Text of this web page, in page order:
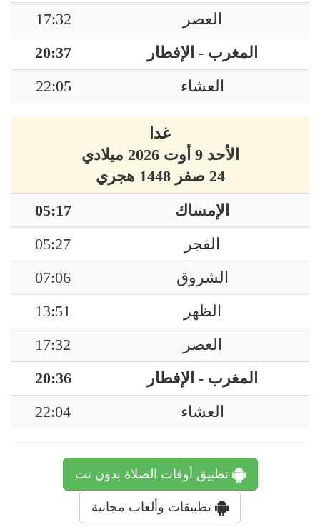
العصر
17:32
المغرب - الإفطار
20:37
العشاء
22:05
غدا
الأحد 9 أوت 2026 ميلادي
24 صفر 1448 هجري
الإمساك
05:17
الفجر
05:27
الشروق
07:06
الظهر
13:51
العصر
17:32
المغرب - الإفطار
20:36
العشاء
22:04
تطبيق أوقات الصلاة بدون نت
تطبيقات وألعاب مجانية